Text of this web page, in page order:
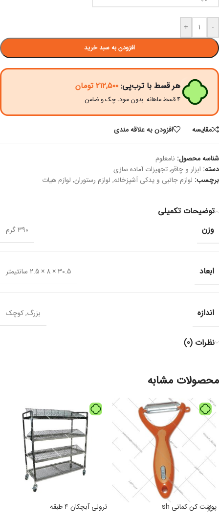
-
+
افزودن به سبد خرید
هر قسط با ترب‌پی: ۲۱۲,۵۰۰ تومان
۴ قسط ماهانه. بدون سود، چک و ضامن.
مقايسه افزودن به علاقه مندی
شناسه محصول: نامعلوم
دسته: ابزار و چاقو,تجهیزات آماده سازی
برچسب: لوازم جانبی و یدکی آشپزخانه, لوازم رستوران, لوازم هیات
توضیحات تکمیلی
وزن
390 گرم
ابعاد 30.5 × 8 × 2.5 سانتیمتر
اندازه بزرگ,کوچک
نظرات (0)
محصولات مشابه
پوست کن کمانی sh
ترولی آبچکان ۴ طبقه